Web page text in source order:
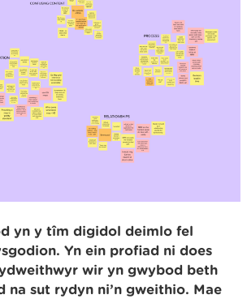
yn y tîm digidol deimlo fel
Yn ein profiad ni does
wir yn gwybod beth
na sut rydyn ni’n gweithio. Mae